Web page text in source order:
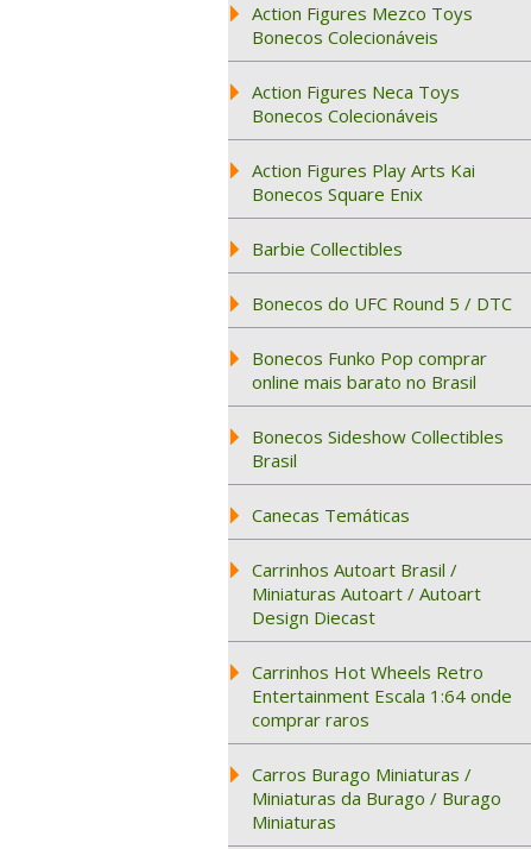
Action Figures Mezco Toys
Bonecos Colecionáveis
Action Figures Neca Toys
Bonecos Colecionáveis
Action Figures Play Arts Kai
Bonecos Square Enix
Barbie Collectibles
Bonecos do UFC Round 5 / DTC
Bonecos Funko Pop comprar
online mais barato no Brasil
Bonecos Sideshow Collectibles
Brasil
Canecas Temáticas
Carrinhos Autoart Brasil /
Miniaturas Autoart / Autoart
Design Diecast
Carrinhos Hot Wheels Retro
Entertainment Escala 1:64 onde
comprar raros
Carros Burago Miniaturas /
Miniaturas da Burago / Burago
Miniaturas